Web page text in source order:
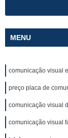
MENU
comunicação visual
preço placa de
comunicação visual
comunicação visual